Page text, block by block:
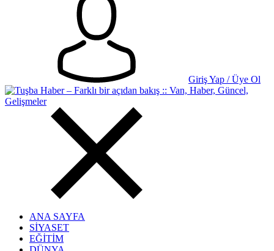
Giriş Yap / Üye Ol
ANA SAYFA
SİYASET
EĞİTİM